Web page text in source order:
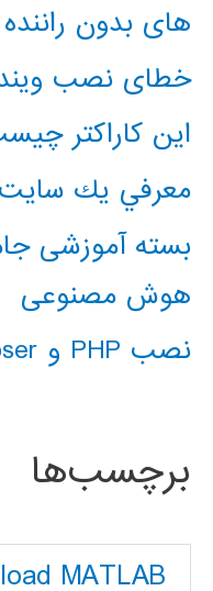
های بدون راننده
خطای نصب
این کاراکتر چیست؟
معرفي يك سايت
بسته آموزشی
هوش مصنوعی
نصب PHP و composer در ویندوز 10
برچسب‌ها
MATLAB